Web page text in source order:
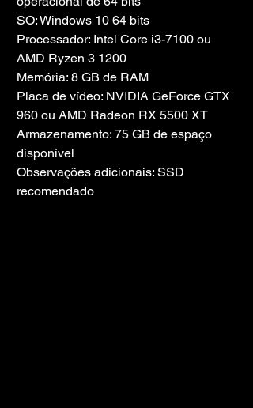
SO: Windows 10 64 bits
Processador: Intel Core i3-7100 ou
AMD Ryzen 3 1200
Memória: 8 GB de RAM
Placa de vídeo: NVIDIA GeForce GTX
960 ou AMD Radeon RX 5500 XT
Armazenamento: 75 GB de espaço
disponível
Observações adicionais: SSD
recomendado